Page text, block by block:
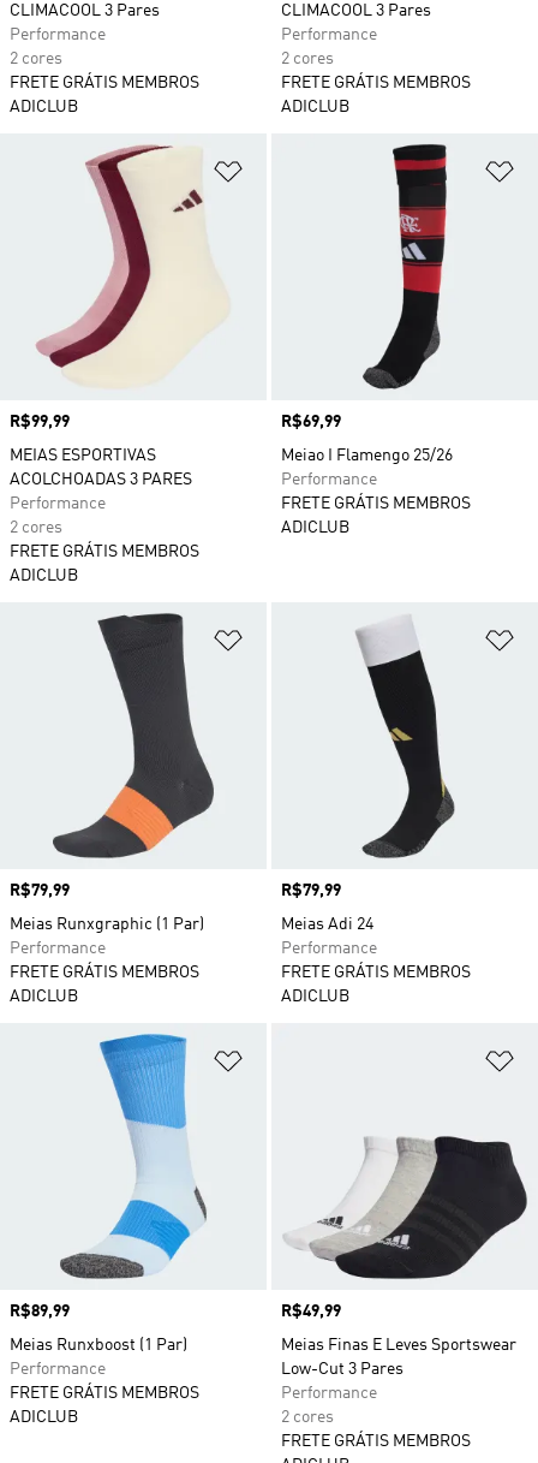
CLIMACOOL 3 Pares
Performance
2 cores
FRETE GRÁTIS MEMBROS
ADICLUB
CLIMACOOL 3 Pares
Performance
2 cores
FRETE GRÁTIS MEMBROS
ADICLUB
Adicionar à Lista de Desejos
Preço
R$99,99
MEIAS ESPORTIVAS
ACOLCHOADAS 3 PARES
Performance
2 cores
FRETE GRÁTIS MEMBROS
ADICLUB
Preço
R$69,99
Meiao I Flamengo 25/26
Performance
FRETE GRÁTIS MEMBROS
ADICLUB
Adicionar à Lista de Desejos
Preço
R$79,99
Meias Runxgraphic (1 Par)
Performance
FRETE GRÁTIS MEMBROS
ADICLUB
Preço
R$79,99
Meias Adi 24
Performance
FRETE GRÁTIS MEMBROS
ADICLUB
Preço
R$89,99
Meias Runxboost (1 Par)
Performance
FRETE GRÁTIS MEMBROS
ADICLUB
Preço
R$49,99
Meias Finas E Leves Sportswear
Low-Cut 3 Pares
Performance
2 cores
FRETE GRÁTIS MEMBROS